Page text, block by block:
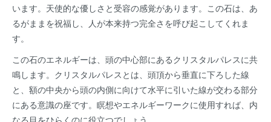
います。天使的な優しさと受容の感覚があります。この石は、あ
るがままを祝福し、人が本来持つ完全さを呼び起こしてくれま
す。
この石のエネルギーは、頭の中心部にあるクリスタルパレスに共
鳴します。クリスタルパレスとは、頭頂から垂直に下ろした線
と、額の中央から頭の内側に向けて水平に引いた線が交わる部分
にある意識の座です。瞑想やエネルギーワークに使用すれば、内
なる目をひらくのに役立つでしょう。